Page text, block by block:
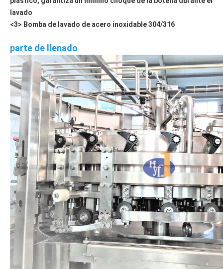
lavado
<3> Bomba de lavado de acero inoxidable 304/316
parte de llenado